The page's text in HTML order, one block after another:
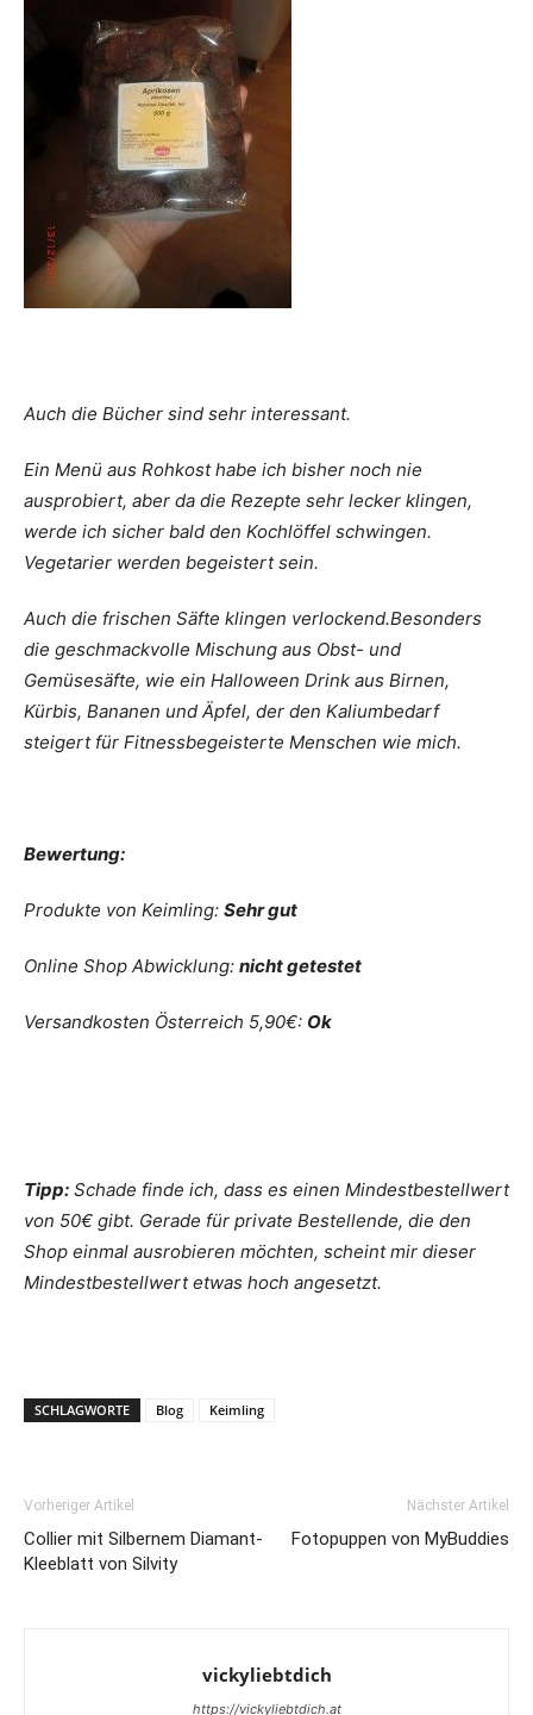
Auch die Bücher sind sehr interessant.
Ein Menü aus Rohkost habe ich bisher noch nie
ausprobiert, aber da die Rezepte sehr lecker klingen,
werde ich sicher bald den Kochlöffel schwingen.
Vegetarier werden begeistert sein.
Auch die frischen Säfte klingen verlockend.Besonders
die geschmackvolle Mischung aus Obst- und
Gemüsesäfte, wie ein Halloween Drink aus Birnen,
Kürbis, Bananen und Äpfel, der den Kaliumbedarf
steigert für Fitnessbegeisterte Menschen wie mich.
Bewertung:
Produkte von Keimling: Sehr gut
Online Shop Abwicklung: nicht getestet
Versandkosten Österreich 5,90€: Ok
Tipp: Schade finde ich, dass es einen Mindestbestellwert
von 50€ gibt. Gerade für private Bestellende, die den
Shop einmal ausrobieren möchten, scheint mir dieser
Mindestbestellwert etwas hoch angesetzt.
SCHLAGWORTE Blog Keimling
Vorheriger Artikel
Collier mit Silbernem Diamant-
Kleeblatt von Silvity
Nächster Artikel
Fotopuppen von MyBuddies
vickyliebtdich
https://vickyliebtdich.at